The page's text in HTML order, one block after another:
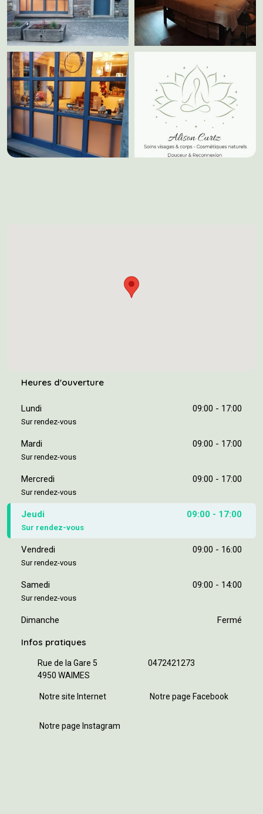
Heures d'ouverture
Lundi
Sur rendez-vous
09:00 - 17:00
Mardi
Sur rendez-vous
09:00 - 17:00
Mercredi
Sur rendez-vous
09:00 - 17:00
Jeudi
Sur rendez-vous
09:00 - 17:00
Vendredi
Sur rendez-vous
09:00 - 16:00
Samedi
Sur rendez-vous
09:00 - 14:00
Dimanche Fermé
Infos pratiques
Rue de la Gare 5
4950 WAIMES
0472421273
Notre site Internet Notre page Facebook
Notre page Instagram